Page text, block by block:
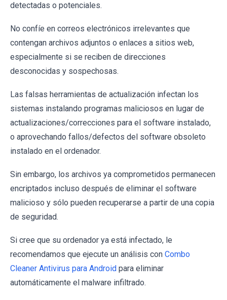
detectadas o potenciales.
No confíe en correos electrónicos irrelevantes que
contengan archivos adjuntos o enlaces a sitios web,
especialmente si se reciben de direcciones
desconocidas y sospechosas.
Las falsas herramientas de actualización infectan los
sistemas instalando programas maliciosos en lugar de
actualizaciones/correcciones para el software instalado,
o aprovechando fallos/defectos del software obsoleto
instalado en el ordenador.
Sin embargo, los archivos ya comprometidos permanecen
encriptados incluso después de eliminar el software
malicioso y sólo pueden recuperarse a partir de una copia
de seguridad.
Si cree que su ordenador ya está infectado, le
recomendamos que ejecute un análisis con Combo
Cleaner Antivirus para Android para eliminar
automáticamente el malware infiltrado.